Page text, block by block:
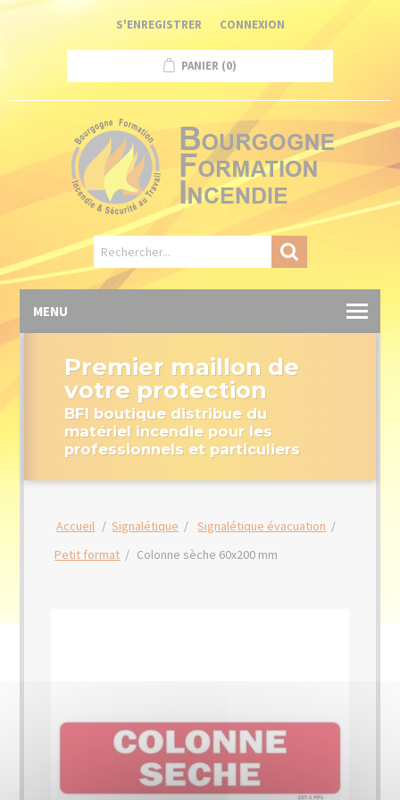
S'ENREGISTRER CONNEXION
PANIER (0)
MENU
Premier maillon de
votre protection
BFI boutique distribue du
matériel incendie pour les
professionnels et particuliers
Accueil / Signalétique / Signalétique évacuation /
Petit format / Colonne sèche 60x200 mm
Panneau de gestion des cookies